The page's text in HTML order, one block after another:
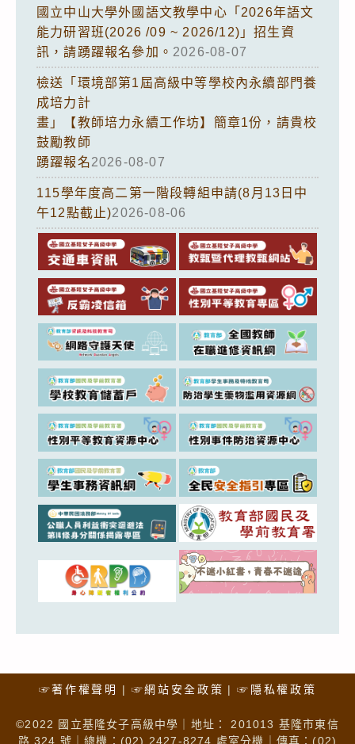
國立中山大學外國語文教學中心「2026年語文
能力研習班(2026 /09 ~ 2026/12)」招生資
訊，請踴躍報名參加。 2026-08-07
檢送「環境部第1屆高級中等學校內永續部門養
成培力計
畫」【教師培力永續工作坊】簡章1份，請貴校
鼓勵教師
踴躍報名2026-08-07
115學年度高二第一階段轉組申請(8月13日中
午12點截止)2026-08-06
☞著作權聲明 ☞網站安全政策 ☞隱私權政策
©2022 國立基隆女子高級中學｜地址： 201013 基隆市東信
路 324 號｜總機：(02) 2427-8274 處室分機｜傳真：(02)